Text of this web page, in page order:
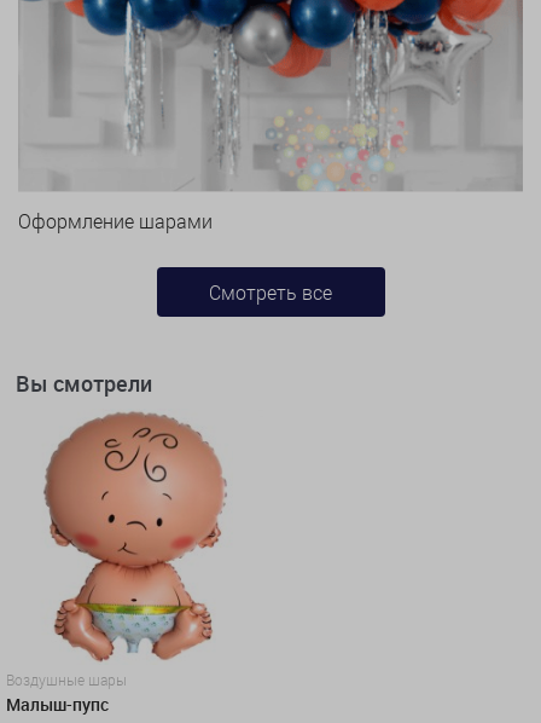
Оформление шарами
Смотреть все
Вы смотрели
Воздушные шары
Малыш-пупс